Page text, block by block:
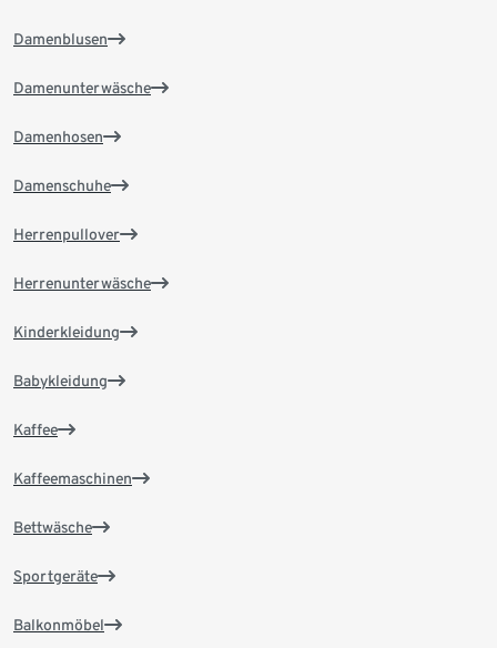
Damenblusen
Damenunterwäsche
Damenhosen
Damenschuhe
Herrenpullover
Herrenunterwäsche
Kinderkleidung
Babykleidung
Kaffee
Kaffeemaschinen
Bettwäsche
Sportgeräte
Balkonmöbel